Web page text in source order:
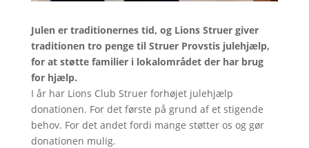
Julen er traditionernes tid, og Lions Struer giver
traditionen tro penge til Struer Provstis julehjælp,
for at støtte familier i lokalområdet der har brug
for hjælp.
I år har Lions Club Struer forhøjet julehjælp
donationen. For det første på grund af et stigende
behov. For det andet fordi mange støtter os og gør
donationen mulig.